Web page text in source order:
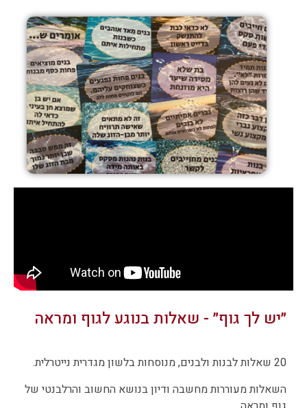
״יש לך גוף״ - שאלות בנוגע לגוף ומראה
20 שאלות לבנות ולבנים, מנוסחות בלשון מגדרית נייטרלית.
‏השאלות מעוררות מחשבה ודיון ‏בנושא החשוב והרלבנטי של